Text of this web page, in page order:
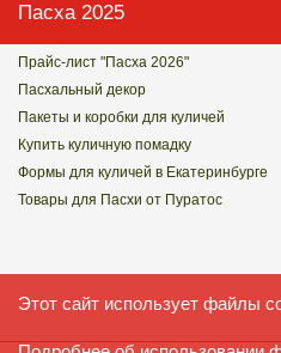
Пасха 2025
Прайс-лист "Пасха 2026"
Пасхальный декор
Пакеты и коробки для куличей
Купить куличную помадку
Формы для куличей в Екатеринбурге
Товары для Пасхи от Пуратос
Этот сайт использует файлы